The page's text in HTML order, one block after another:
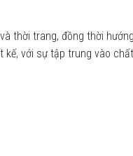
thời trang, đồng thời
với sự tập trung vào